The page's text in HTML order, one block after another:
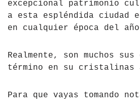
Tíbet
Vietnam
Irlanda
Islandia
Italia
Liechtenstein
excepcional patrimonio
a esta espléndida
en cualquier época del año
Realmente, son muchos
término en su cristalinas
Para que vayas tomando